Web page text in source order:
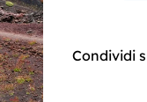
Condividi